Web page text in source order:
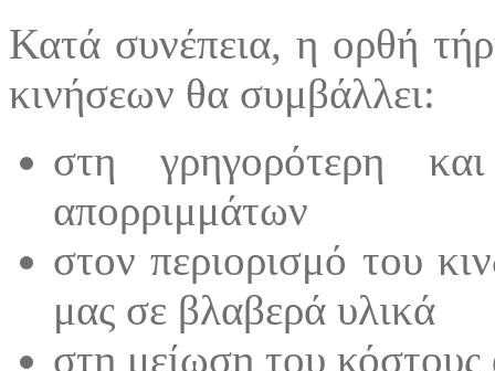
Κατά συνέπεια, η ορθή
κινήσεων θα συμβάλλει:
στη γρηγορότερη
απορριμμάτων
στον περιορισμό του
μας σε βλαβερά υλικά
στη μείωση του κόστους